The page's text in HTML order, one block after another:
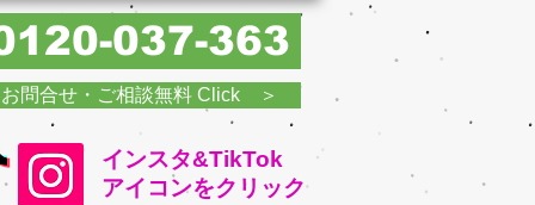
037-363
お問合せ・ご相談無料 Click ＞
インスタ&TikTok
​アイコンをクリック